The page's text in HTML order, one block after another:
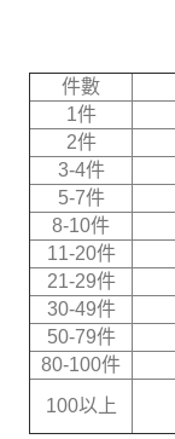
件數
1件
2件
3-4件
5-7件
8-10件
11-20件
21-29件
30-49件
50-79件
80-100件
100以上